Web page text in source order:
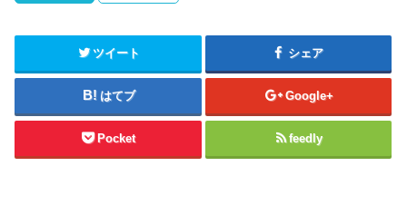
ツイート シェア
はてブ Google+
Pocket feedly